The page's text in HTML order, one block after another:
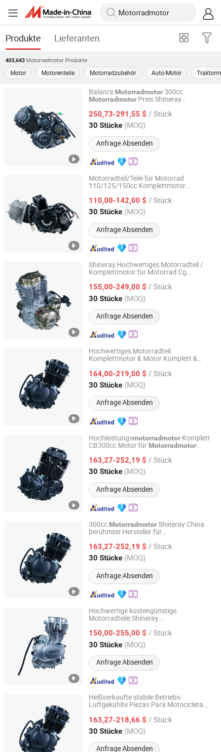
Produkte Lieferanten
403,643 Motorradmotor Produkte
Motor Motorenteile Motorradzubehör Auto-Motor
Balance Motorradmotor300cc
Motorradmotor Preis Shineray
MotorradmotorDirt Bike Motor Komplett
Motorradmotor
250,73-291,55 $ / Stück
30 Stücke (MOQ)
Anfrage Absenden
Chongqing Shineray Motorcycle Co., Ltd.
Chongqing, China Seit 2026
Motorradteil/Teile für Motorrad
110/125/150cc Komplettmotor
Zongshen Motor Teile für Dirtbike
110,00-142,00 $ / Stück
30 Stücke (MOQ)
Anfrage Absenden
Chongqing Shineray Motorcycle Co., Ltd.
Chongqing, China Seit 2026
Shineray Hochwertiges Motorradteil /
Komplettmotor für Motorrad Cg
Motor Dirt Bike Teile
155,00-249,00 $ / Stück
30 Stücke (MOQ)
Anfrage Absenden
Chongqing Shineray Motorcycle Co., Ltd.
Chongqing, China Seit 2026
Hochwertiges Motorradteil
Komplettmotor & Motor Komplett &
150/200/250cc Motor für Shineray Dirt
Bike
164,00-219,00 $ / Stück
30 Stücke (MOQ)
Anfrage Absenden
Chongqing Shineray Motorcycle Co., Ltd.
Chongqing, China Seit 2026
Hochleistungsmotorradmotor Komplett
CB300cc Motor für Motorradmotor
Motorradteil Motor
163,27-252,19 $ / Stück
30 Stücke (MOQ)
Anfrage Absenden
Chongqing Shineray Motorcycle Co., Ltd.
Chongqing, China Seit 2026
300cc MotorradmotorShineray China
berühmter Hersteller für
163,27-252,19 $ / Stück
30 Stücke (MOQ)
Anfrage Absenden
Chongqing Shineray Motorcycle Co., Ltd.
Chongqing, China Seit 2026
Hochwertige kostengünstige
Motorradteile Shineray
Motorradmotorzu verkaufen
Geländefahrzeug
150,00-255,00 $ / Stück
30 Stücke (MOQ)
Anfrage Absenden
Chongqing Shineray Motorcycle Co., Ltd.
Chongqing, China Seit 2026
Heißverkaufte stabile Betriebs-
Luftgekühlte Piezas Para Motocicleta
Motorradmotorzum Verkauf für Offroad-
Fahrten Motorrad-Ersatzteil
163,27-218,66 $ / Stück
30 Stücke (MOQ)
Anfrage Absenden
Chongqing Shineray Motorcycle Co., Ltd.
Chongqing, China Seit 2026